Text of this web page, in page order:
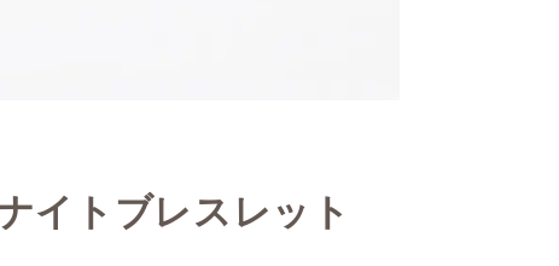
イトブレスレット